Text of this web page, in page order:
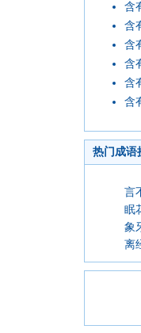
含
含
含
含
含
含
热门成语
言
眠
象
离